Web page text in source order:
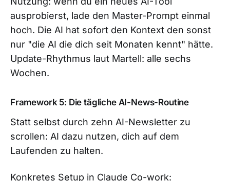
ausprobierst, lade den Master-Prompt einmal
hoch. Die AI hat sofort den Kontext den sonst
nur "die AI die dich seit Monaten kennt" hätte.
Update-Rhythmus laut Martell: alle sechs
Wochen.
Framework 5: Die tägliche AI-News-Routine
Statt selbst durch zehn AI-Newsletter zu
scrollen: AI dazu nutzen, dich auf dem
Laufenden zu halten.
Konkretes Setup in Claude Co-work: